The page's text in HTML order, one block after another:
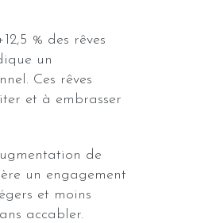
% des rêves
un
Ces rêves
et à embrasser
de
un engagement
et moins
accabler.